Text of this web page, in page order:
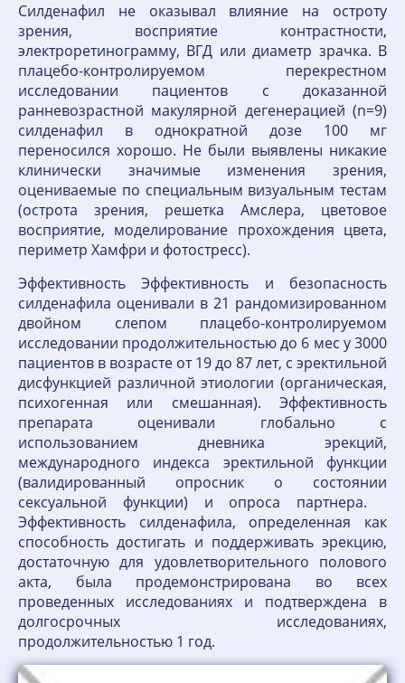
Силденафил не оказывал влияние на остроту
зрения, восприятие контрастности,
электроретинограмму, ВГД или диаметр зрачка. В
плацебо-контролируемом перекрестном
исследовании пациентов с доказанной
ранневозрастной макулярной дегенерацией (n=9)
силденафил в однократной дозе 100 мг
переносился хорошо. Не были выявлены никакие
клинически значимые изменения зрения,
оцениваемые по специальным визуальным тестам
(острота зрения, решетка Амслера, цветовое
восприятие, моделирование прохождения цвета,
периметр Хамфри и фотостресс).
Эффективность Эффективность и безопасность
силденафила оценивали в 21 рандомизированном
двойном слепом плацебо-контролируемом
исследовании продолжительностью до 6 мес у 3000
пациентов в возрасте от 19 до 87 лет, с эректильной
дисфункцией различной этиологии (органическая,
психогенная или смешанная). Эффективность
препарата оценивали глобально с
использованием дневника эрекций,
международного индекса эректильной функции
(валидированный опросник о состоянии
сексуальной функции) и опроса партнера.
Эффективность силденафила, определенная как
способность достигать и поддерживать эрекцию,
достаточную для удовлетворительного полового
акта, была продемонстрирована во всех
проведенных исследованиях и подтверждена в
долгосрочных исследованиях,
продолжительностью 1 год.